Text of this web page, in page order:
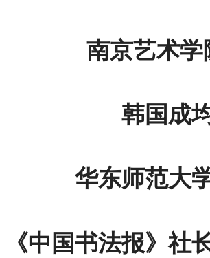
南京艺术
韩国成
华东师范大
《中国书法报》社